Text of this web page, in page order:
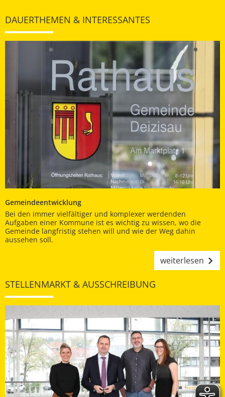
DAUERTHEMEN & INTERESSANTES
Gemeindeentwicklung
Bei den immer vielfältiger und komplexer werdenden
Aufgaben einer Kommune ist es wichtig zu wissen, wo die
Gemeinde langfristig stehen will und wie der Weg dahin
aussehen soll.
weiterlesen
STELLENMARKT & AUSSCHREIBUNG